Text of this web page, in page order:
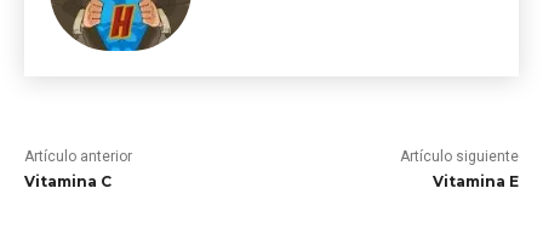
Artículo anterior
Vitamina C
Artículo siguiente
Vitamina E